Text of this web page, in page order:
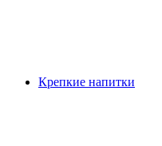
Крепкие напитки